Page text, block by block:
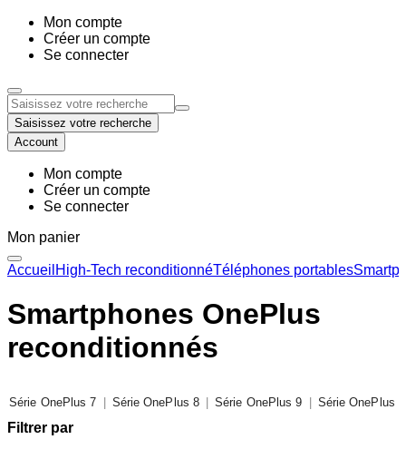
Mon compte
Créer un compte
Se connecter
Saisissez votre recherche
Account
Mon compte
Créer un compte
Se connecter
Mon panier
Accueil High-Tech reconditionnéTéléphones portables
Smartphones OnePlus
reconditionnés
Série OnePlus 7 Série OnePlus 8 Série OnePlus 9 Série OnePlus
Filtrer par